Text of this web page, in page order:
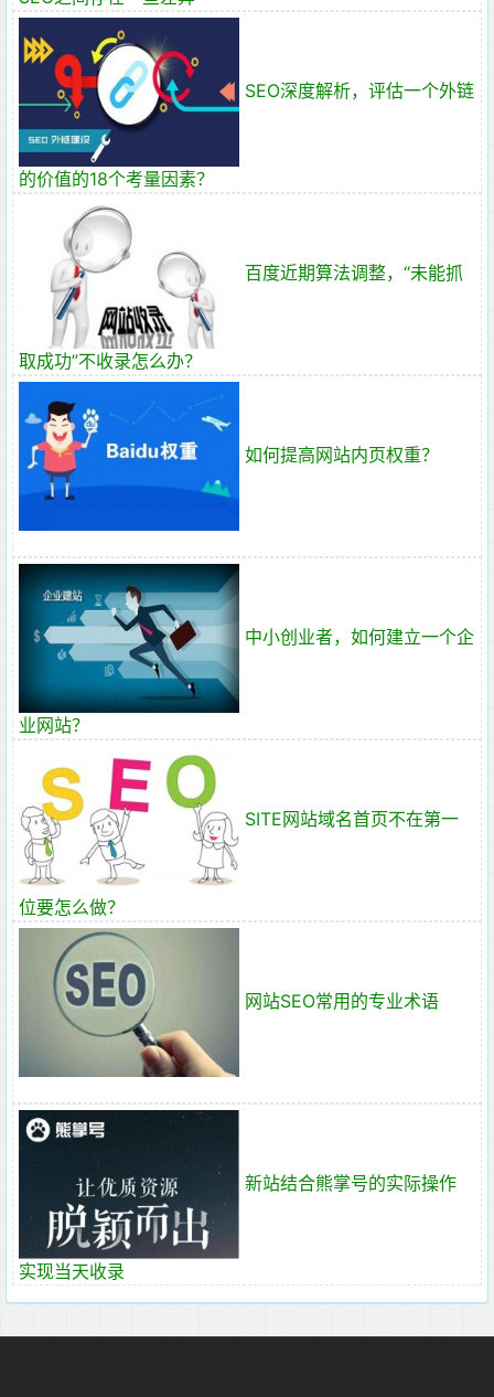
SEO深度解析，评估一个外链
的价值的18个考量因素？
百度近期算法调整，“未能抓
取成功”不收录怎么办？
如何提高网站内页权重？
中小创业者，如何建立一个企
业网站？
SITE网站域名首页不在第一
位要怎么做？
网站SEO常用的专业术语
新站结合熊掌号的实际操作
实现当天收录